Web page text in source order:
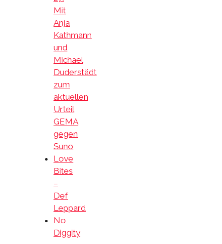
Mit
Anja
Kathmann
und
Michael
Duderstädt
zum
aktuellen
Urteil
GEMA
gegen
Suno
Love
Bites
–
Def
Leppard
No
Diggity